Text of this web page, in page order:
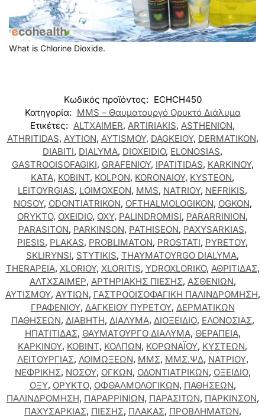
What is Chlorine Dioxide.
Κωδικός προϊόντος: ECHCH450
Κατηγορία: MMS – Θαυματουργό Ορυκτό Διάλυμα
Ετικέτες: ALTXAIMER, ARTIRIAKIS, ASTHENION,
ATHRITIDAS, AYTION, AYTISMOY, DAGKEIOY, DERMATIKON,
DIABITI, DIALYMA, DIOXEIDIO, ELONOSIAS,
GASTROOISOFAGIKI, GRAFENIOY, IPATITIDAS, KARKINOY,
KATA, KOBINT, KOLPON, KORONAIOY, KYSTEON,
LEITOYRGIAS, LOIMOXEON, MMS, NATRIOY, NEFRIKIS,
NOSOY, ODONTIATRIKON, OFTHALMOLOGIKON, OGKON,
ORYKTO, OXEIDIO, OXY, PALINDROMISI, PARARRINION,
PARASITON, PARKINSON, PATHISEON, PAXYSARKIAS,
PIESIS, PLAKAS, PROBLIMATON, PROSTATI, PYRETOY,
SKLIRYNSI, STYTIKIS, THAYMATOYRGO DIALYMA,
THERAPEIA, XLORIOY, XLORITIS, YDROXLORIKO, ΑΘΡΙΤΙΔΑΣ,
ΑΛΤΧΣΑΙΜΕΡ, ΑΡΤΗΡΙΑΚΗΣ ΠΙΕΣΗΣ, ΑΣΘΕΝΙΩΝ,
ΑΥΤΙΣΜΟΥ, ΑΥΤΙΩΝ, ΓΑΣΤΡΟΟΙΣΟΦΑΓΙΚΗ ΠΑΛΙΝΔΡΟΜΗΣΗ,
ΓΡΑΦΕΝΙΟΥ, ΔΑΓΚΕΙΟΥ ΠΥΡΕΤΟΥ, ΔΕΡΜΑΤΙΚΩΝ
ΠΑΘΗΣΕΩΝ, ΔΙΑΒΗΤΗ, ΔΙΑΛΥΜΑ, ΔΙΟΞΕΙΔΙΟ, ΕΛΟΝΟΣΙΑΣ,
ΗΠΑΤΙΤΙΔΑΣ, ΘΑΥΜΑΤΟΥΡΓΟ ΔΙΑΛΥΜΑ, ΘΕΡΑΠΕΙΑ,
ΚΑΡΚΙΝΟΥ, ΚΟΒΙΝΤ, ΚΟΛΠΩΝ, ΚΟΡΩΝΑΪΟΥ, ΚΥΣΤΕΩΝ,
ΛΕΙΤΟΥΡΓΙΑΣ, ΛΟΙΜΩΞΕΩΝ, ΜΜΣ, ΜΜΣ.ΨΔ, ΝΑΤΡΙΟΥ,
ΝΕΦΡΙΚΗΣ, ΝΟΣΟΥ, ΟΓΚΩΝ, ΟΔΟΝΤΙΑΤΡΙΚΩΝ, ΟΞΕΙΔΙΟ,
ΟΞΥ, ΟΡΥΚΤΟ, ΟΦΘΑΛΜΟΛΟΓΙΚΩΝ, ΠΑΘΗΣΕΩΝ,
ΠΑΛΙΝΔΡΟΜΗΣΗ, ΠΑΡΑΡΡΙΝΙΩΝ, ΠΑΡΑΣΙΤΩΝ, ΠΑΡΚΙΝΣΟΝ,
ΠΑΧΥΣΑΡΚΙΑΣ, ΠΙΕΣΗΣ, ΠΛΑΚΑΣ, ΠΡΟΒΛΗΜΑΤΩΝ,